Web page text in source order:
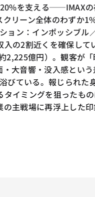
を支える──IMAX
リーン全体のわずか
ョン：インポッシブル
の2割近くを確保して
2,225億円）。観客が
大音響・没入感とい
びている。報じられた
イミングを狙ったもの
主戦場に再浮上した印